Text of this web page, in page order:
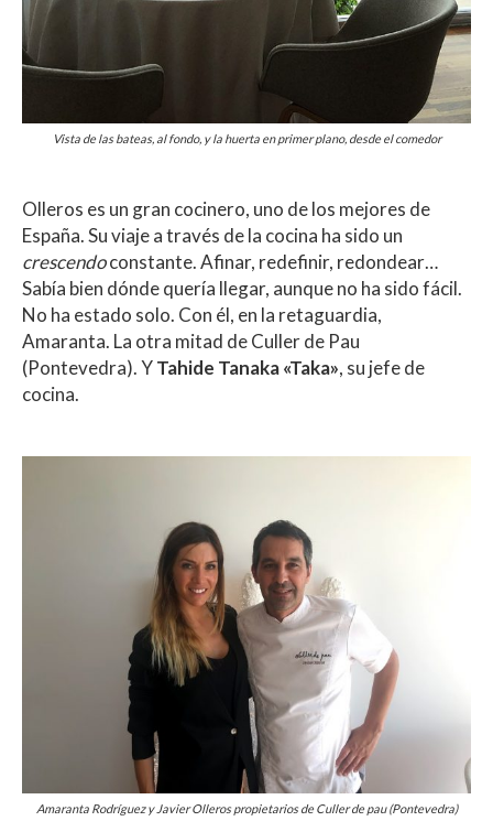
Vista de las bateas, al fondo, y la huerta en primer plano, desde el comedor
Olleros es un gran cocinero, uno de los mejores de
España. Su viaje a través de la cocina ha sido un
crescendoconstante. Afinar, redefinir, redondear…
Sabía bien dónde quería llegar, aunque no ha sido fácil.
No ha estado solo. Con él, en la retaguardia,
Amaranta. La otra mitad de Culler de Pau
(Pontevedra). YTahide Tanaka «Taka», su jefe de
cocina.
Amaranta Rodríguez y Javier Olleros propietarios de Culler de pau (Pontevedra)